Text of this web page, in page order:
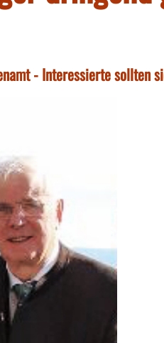
- Interessierte sollten